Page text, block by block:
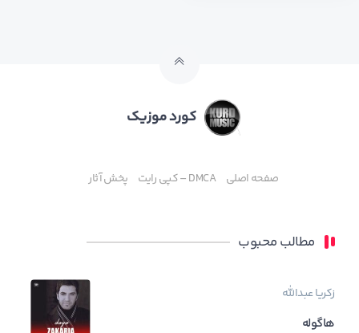
کورد موزیک
صفحه اصلی DMCA – کپی رایت پخش آثار
مطالب محبوب
زکریا عبدالله
هاگوله